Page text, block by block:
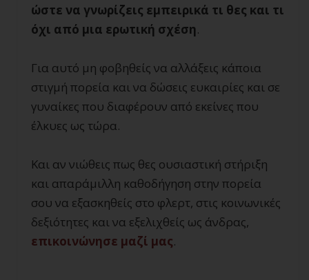
ώστε να γνωρίζεις εμπειρικά τι θες και τι
όχι από μια ερωτική σχέση.
Για αυτό μη φοβηθείς να αλλάξεις κάποια
στιγμή πορεία και να δώσεις ευκαιρίες και σε
γυναίκες που διαφέρουν από εκείνες που
έλκυες ως τώρα.
Και αν νιώθεις πως θες ουσιαστική στήριξη
και απαράμιλλη καθοδήγηση στην πορεία
σου να εξασκηθείς στο φλερτ, στις κοινωνικές
δεξιότητες και να εξελιχθείς ως άνδρας,
επικοινώνησε μαζί μας.